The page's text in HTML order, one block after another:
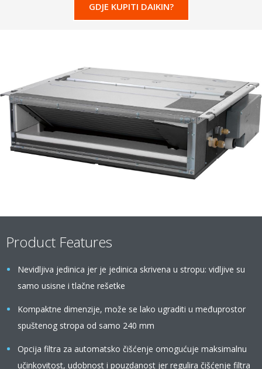
GDJE KUPITI DAIKIN?
Product Features
Nevidljiva jedinica jer je jedinica skrivena u stropu: vidljive su
samo usisne i tlačne rešetke
Kompaktne dimenzije, može se lako ugraditi u međuprostor
spuštenog stropa od samo 240 mm
Opcija filtra za automatsko čišćenje omogućuje maksimalnu
učinkovitost, udobnost i pouzdanost jer regulira čišćenje filtra